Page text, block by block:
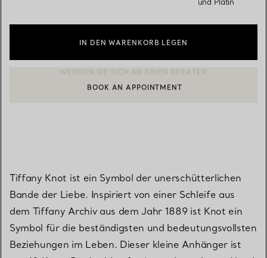
IN DEN WARENKORB LEGEN
EINEN KUNDENBERATER KONTAKTIEREN ODER EINEN
BOOK AN APPOINTMENT
Tiffany Knot ist ein Symbol der unerschütterlichen
Bande der Liebe. Inspiriert von einer Schleife aus
dem Tiffany Archiv aus dem Jahr 1889 ist Knot ein
Symbol für die beständigsten und bedeutungsvollsten
Beziehungen im Leben. Dieser kleine Anhänger ist